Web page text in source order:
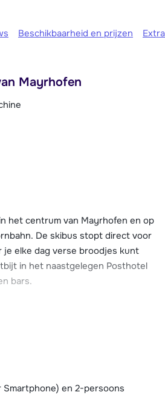
Beschikbaarheid en prijzen
Mayrhofen
het centrum van Mayrhofen en op
De skibus stopt direct voor
je elke dag verse broodjes kunt
in het naastgelegen Posthotel
bars.
traditionele uitstraling. Er is
is een wellness met o.a.
van 15.00 tot 20.00 uur).
en 2-persoons